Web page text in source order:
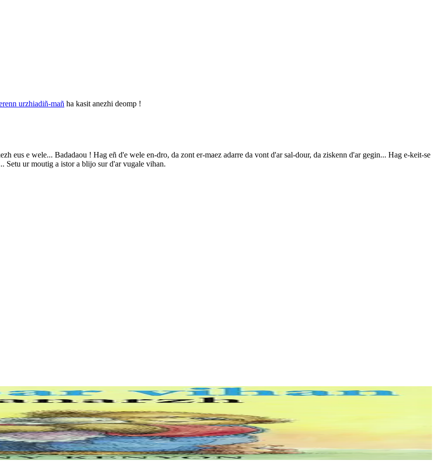
urzhiadiñ-mañ ha kasit anezhi deomp !
eus e wele... Badadaou ! Hag eñ d'e wele en-dro, da zont er-maez adarre da vont d'ar sal-dour, da ziskenn d'ar gegin... Hag e-keit-se
Setu ur moutig a istor a blijo sur d'ar vugale vihan.
evit doare, gant an nevezenti-se !